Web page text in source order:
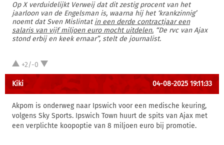
Op X verduidelijkt Verweij dat dit zestig procent van het
jaarloon van de Engelsman is, waarna hij het ‘krankzinnig’
noemt dat Sven Mislintat in een derde contractjaar een
salaris van vijf miljoen euro mocht uitdelen. “De rvc van Ajax
stond erbij en keek ernaar”, stelt de journalist.
+2/-0
Kiki 04-08-2025 19:11:33
Akpom is onderweg naar Ipswich voor een medische keuring,
volgens Sky Sports. Ipswich Town huurt de spits van Ajax met
een verplichte koopoptie van 8 miljoen euro bij promotie.